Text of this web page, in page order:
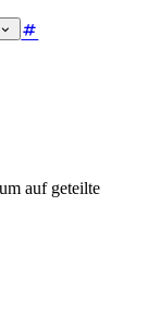
auf geteilte